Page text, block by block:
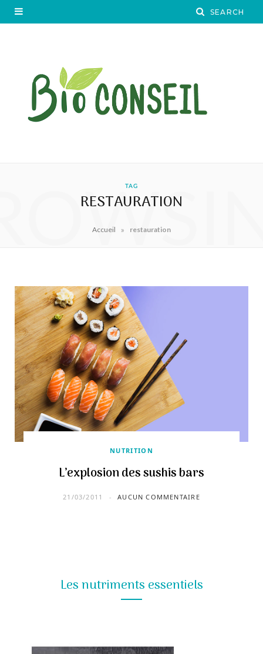
TAG
RESTAURATION
Accueil » restauration
NUTRITION
L’explosion des sushis bars
21/03/2011 AUCUN COMMENTAIRE
Les nutriments essentiels